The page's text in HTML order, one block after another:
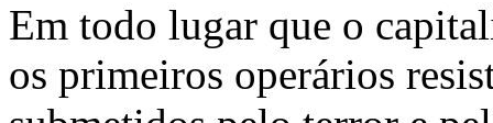
Em todo lugar que o
os primeiros operários